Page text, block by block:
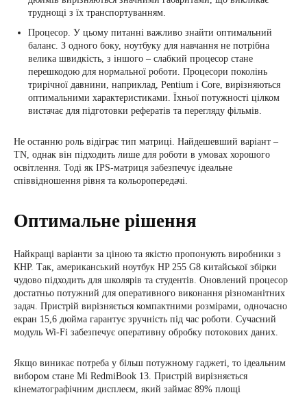
труднощі з їх транспортуванням.
Процесор. У цьому питанні важливо знайти оптимальний
баланс. З одного боку, ноутбуку для навчання не потрібна
велика швидкість, з іншого – слабкий процесор стане
перешкодою для нормальної роботи. Процесори поколінь
трирічної давнини, наприклад, Pentium і Core, вирізняються
оптимальними характеристиками. Їхньої потужності цілком
вистачає для підготовки рефератів та перегляду фільмів.
Не останню роль відіграє тип матриці. Найдешевший варіант –
TN, однак він підходить лише для роботи в умовах хорошого
освітлення. Тоді як IPS-матриця забезпечує ідеальне
співвідношення рівня та кольоропередачі.
Оптимальне рішення
Найкращі варіанти за ціною та якістю пропонують виробники з
КНР. Так, американський ноутбук HP 255 G8 китайської збірки
чудово підходить для школярів та студентів. Оновлений процесор
достатньо потужний для оперативного виконання різноманітних
задач. Пристрій вирізняється компактними розмірами, одночасно
екран 15,6 дюйма гарантує зручність під час роботи. Сучасний
модуль Wi-Fi забезпечує оперативну обробку потокових даних.
Якщо виникає потреба у більш потужному гаджеті, то ідеальним
вибором стане Mi RedmiBook 13. Пристрій вирізняється
кінематографічним дисплеєм, який займає 89% площі